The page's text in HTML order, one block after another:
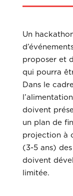
Un
proposer et
qui pourra
Dans le
doivent
un plan de
projection à
(3-5 ans)
doivent
limitée.